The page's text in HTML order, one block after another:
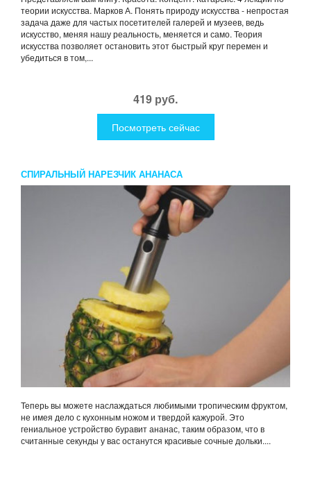
теории искусства. Марков А. Понять природу искусства - непростая
задача даже для частых посетителей галерей и музеев, ведь
искусство, меняя нашу реальность, меняется и само. Теория
искусства позволяет остановить этот быстрый круг перемен и
убедиться в том,...
419 руб.
Посмотреть сейчас
СПИРАЛЬНЫЙ НАРЕЗЧИК АНАНАСА
Теперь вы можете наслаждаться любимыми тропическим фруктом,
не имея дело с кухонным ножом и твердой кажурой. Это
гениальное устройство буравит ананас, таким образом, что в
считанные секунды у вас останутся красивые сочные дольки....